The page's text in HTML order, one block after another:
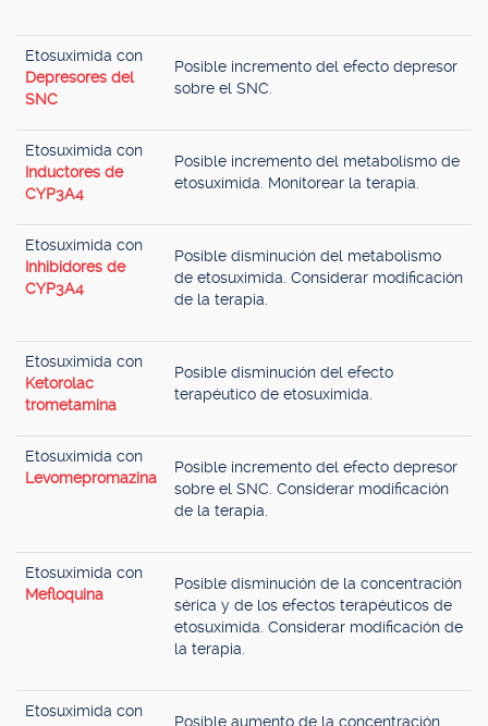
Etosuximida con
Depresores del
SNC
Posible incremento del efecto depresor
sobre el SNC.
Etosuximida con
Inductores de
CYP3A4
Posible incremento del metabolismo de
etosuximida. Monitorear la terapia.
Etosuximida con
Inhibidores de
CYP3A4
Posible disminución del metabolismo
de etosuximida. Considerar modificación
de la terapia.
Etosuximida con
Ketorolac
trometamina
Posible disminución del efecto
terapéutico de etosuximida.
Etosuximida con
Levomepromazina
Posible incremento del efecto depresor
sobre el SNC. Considerar modificación
de la terapia.
Etosuximida con
Mefloquina
Posible disminución de la concentración
sérica y de los efectos terapéuticos de
etosuximida. Considerar modificación de
la terapia.
Etosuximida con
Posible aumento de la concentración